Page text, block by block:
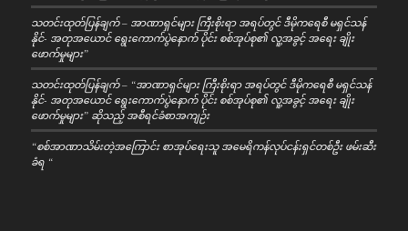
သတင်းထုတ်ပြန်ချက် – အာဏာရှင်များ ကြီးစိုးရာ အရပ်တွင် ဒီမိုကရေစီ မရှင်သန်
နိုင်- အတုအယောင် ရွေးကောက်ပွဲနောက် ပိုင်း စစ်အုပ်စု၏ လူ့အခွင့် အရေး ချိုး
ဖောက်မှုများ”
သတင်းထုတ်ပြန်ချက် – “အာဏာရှင်များ ကြီးစိုးရာ အရပ်တွင် ဒီမိုကရေစီ မရှင်သန်
နိုင်- အတုအယောင် ရွေးကောက်ပွဲနောက် ပိုင်း စစ်အုပ်စု၏ လူ့အခွင့် အရေး ချိုး
ဖောက်မှုများ” ဆိုသည့် အစီရင်ခံစာအကျဉ်း
“စစ်အာဏာသိမ်းတဲ့အကြောင်း စာအုပ်ရေးသူ အမေရိကန်လုပ်ငန်းရှင်တစ်ဦး ဖမ်းဆီး
ခံရ “